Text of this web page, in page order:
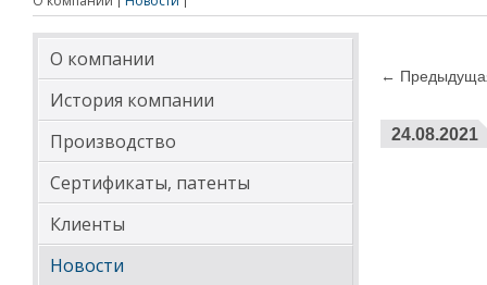
О компании
История компании
Производство
Сертификаты, патенты
Клиенты
Новости
←
24.08.2021